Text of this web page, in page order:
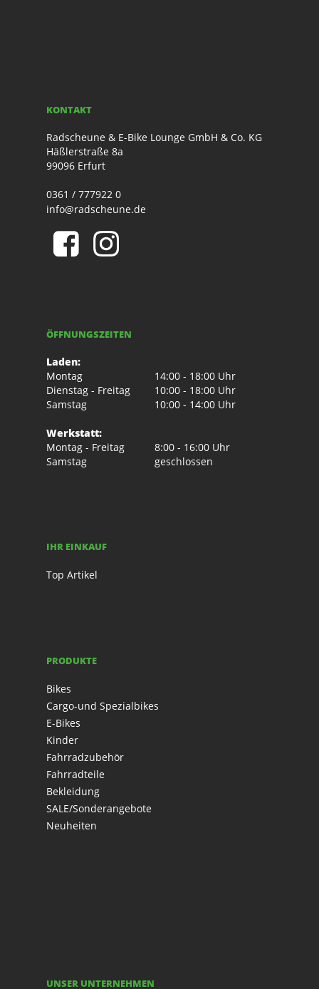
KONTAKT
Radscheune & E-Bike Lounge GmbH & Co. KG
Häßlerstraße 8a
99096 Erfurt
0361 / 777922 0
info@radscheune.de
ÖFFNUNGSZEITEN
Laden:
Montag
14:00 - 18:00 Uhr
Dienstag - Freitag
10:00 - 18:00 Uhr
Samstag
10:00 - 14:00 Uhr
Werkstatt:
Montag - Freitag
8:00 - 16:00 Uhr
Samstag
geschlossen
IHR EINKAUF
Top Artikel
PRODUKTE
Bikes
Cargo-und Spezialbikes
E-Bikes
Kinder
Fahrradzubehör
Fahrradteile
Bekleidung
SALE/Sonderangebote
Neuheiten
UNSER UNTERNEHMEN